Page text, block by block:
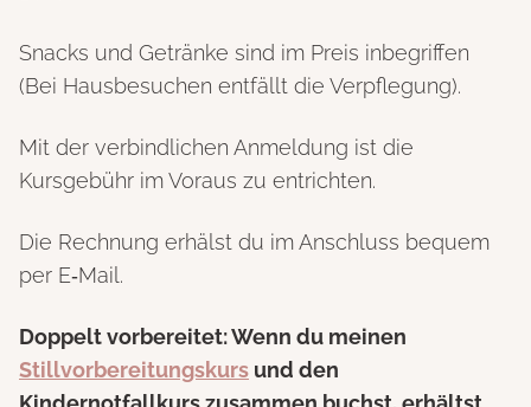
Snacks und Getränke sind im Preis inbegriffen
(Bei Hausbesuchen entfällt die Verpflegung).
Mit der verbindlichen Anmeldung ist die
Kursgebühr im Voraus zu entrichten.
Die Rechnung erhälst du im Anschluss bequem
per E‑Mail.
Doppelt vorbereitet: Wenn du meinen
Stillvorbereitungskurs und den